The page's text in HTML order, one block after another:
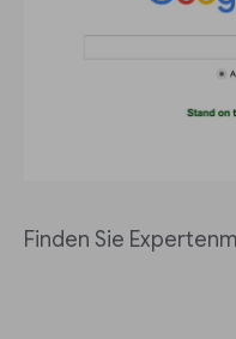
Finden Sie